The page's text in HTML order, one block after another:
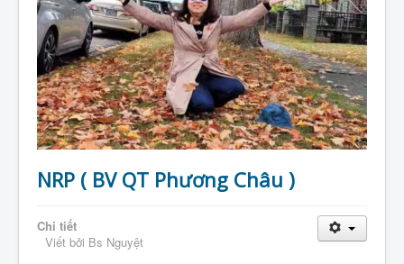
NRP ( BV QT Phương Châu )
Chi tiết
Viết bởi Bs Nguyệt